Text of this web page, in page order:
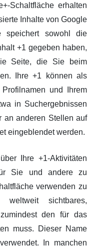
Schaltfläche erhalten
Inhalte von Google
speichert sowohl die
+1 gegeben haben,
Seite, die Sie beim
Ihre +1 können als
und Ihrem
in Suchergebnissen
an anderen Stellen auf
eingeblendet werden.
Ihre +1-Aktivitäten
Sie und andere zu
verwenden zu
sichtbares,
den für das
muss. Dieser Name
In manchen